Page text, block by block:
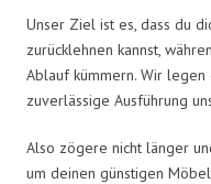
Unser Ziel ist es, dass du
zurücklehnen kannst,
Ablauf kümmern. Wir
zuverlässige Ausführung
Also zögere nicht länger
um deinen günstigen